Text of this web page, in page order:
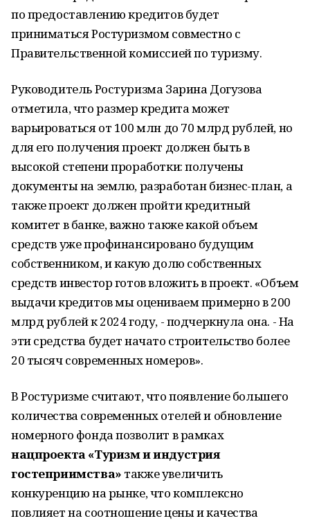
по предоставлению кредитов будет
приниматься Ростуризмом совместно с
Правительственной комиссией по туризму.
Руководитель Ростуризма Зарина Догузова
отметила, что размер кредита может
варьироваться от 100 млн до 70 млрд рублей, но
для его получения проект должен быть в
высокой степени проработки: получены
документы на землю, разработан бизнес-план, а
также проект должен пройти кредитный
комитет в банке, важно также какой объем
средств уже профинансировано будущим
собственником, и какую долю собственных
средств инвестор готов вложить в проект. «Объем
выдачи кредитов мы оцениваем примерно в 200
млрд рублей к 2024 году, - подчеркнула она. - На
эти средства будет начато строительство более
20 тысяч современных номеров».
В Ростуризме считают, что появление большего
количества современных отелей и обновление
номерного фонда позволит в рамках
нацпроекта «Туризм и индустрия
гостеприимства» также увеличить
конкуренцию на рынке, что комплексно
повлияет на соотношение цены и качества